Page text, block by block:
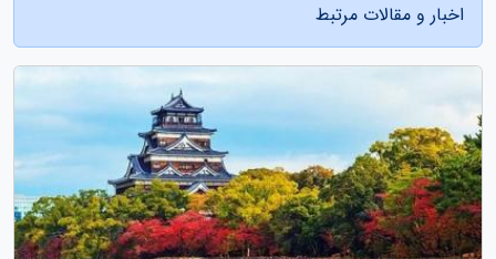
اخبار و مقالات مرتبط